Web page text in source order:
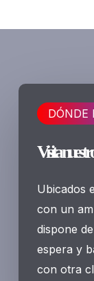
DÓNDE
Visita
Ubicados
con un
dispone
espera y
con otra